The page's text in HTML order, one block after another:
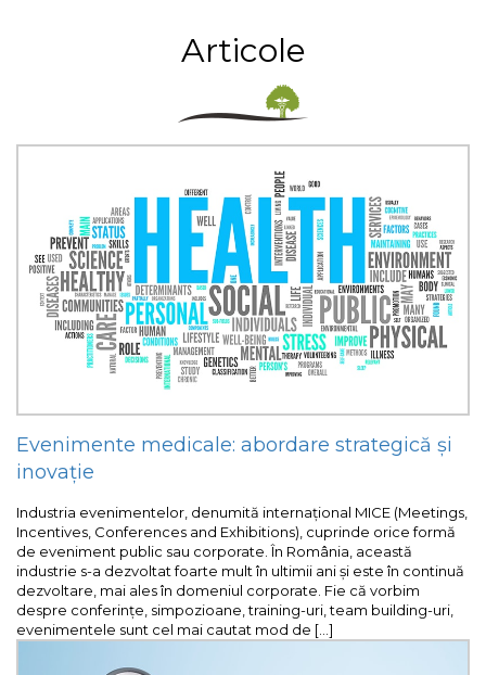
Articole
Evenimente medicale: abordare strategică și
inovație
Industria evenimentelor, denumită internaţional MICE (Meetings,
Incentives, Conferences and Exhibitions), cuprinde orice formă
de eveniment public sau corporate. În România, această
industrie s-a dezvoltat foarte mult în ultimii ani și este în continuă
dezvoltare, mai ales în domeniul corporate. Fie că vorbim
despre conferințe, simpozioane, training-uri, team building-uri,
evenimentele sunt cel mai cautat mod de […]